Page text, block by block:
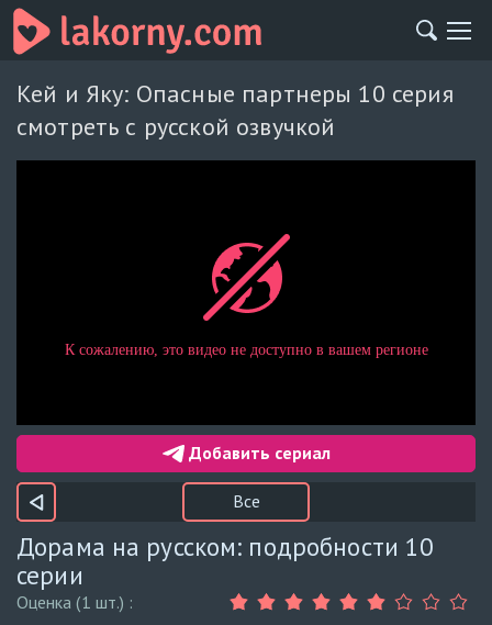
Кей и Яку: Опасные партнеры 10 серия
смотреть с русской озвучкой
Добавить сериал
Все
Дорама на русском: подробности 10
серии
Оценка (1 шт.) :